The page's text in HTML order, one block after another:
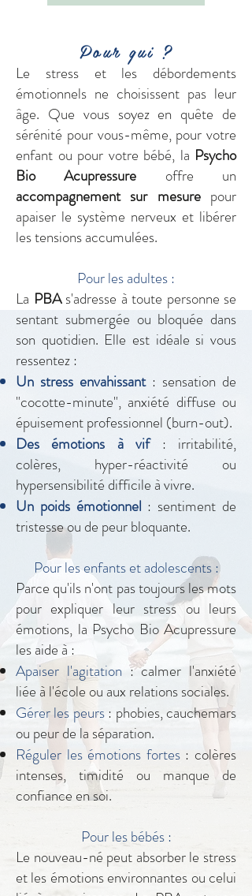
Pour qui ?
Le stress et les débordements
émotionnels ne choisissent pas leur
âge. Que vous soyez en quête de
sérénité pour vous-même, pour votre
enfant ou pour votre bébé, la Psycho
Bio Acupressure offre un
accompagnement sur mesurepour
apaiser le système nerveux et libérer
les tensions accumulées.
Pour les adultes :
La PBAs'adresse à toute personne se
sentant submergée ou bloquée dans
son quotidien. Elle est idéale si vous
ressentez :
Un stress envahissant: sensation de
"cocotte-minute", anxiété diffuse ou
épuisement professionnel (burn-out).
Des émotions à vif : irritabilité,
colères, hyper-réactivité ou
hypersensibilité difficile à vivre.
Un poids émotionnel : sentiment de
tristesse ou de peur bloquante.
Pour les enfants et adolescents :
Parce qu'ils n'ont pas toujours les mots
pour expliquer leur stress ou leurs
émotions, la Psycho Bio Acupressure
les aide à :
Apaiser l'agitation: calmer l'anxiété
liée à l'école ou aux relations sociales.
Gérer les peurs: phobies, cauchemars
ou peur de la séparation.
Réguler les émotions fortes: colères
intenses, timidité ou manque de
confiance en soi.
Pour les bébés :
Le nouveau-né peut absorber le stress
et les émotions environnantes ou celui